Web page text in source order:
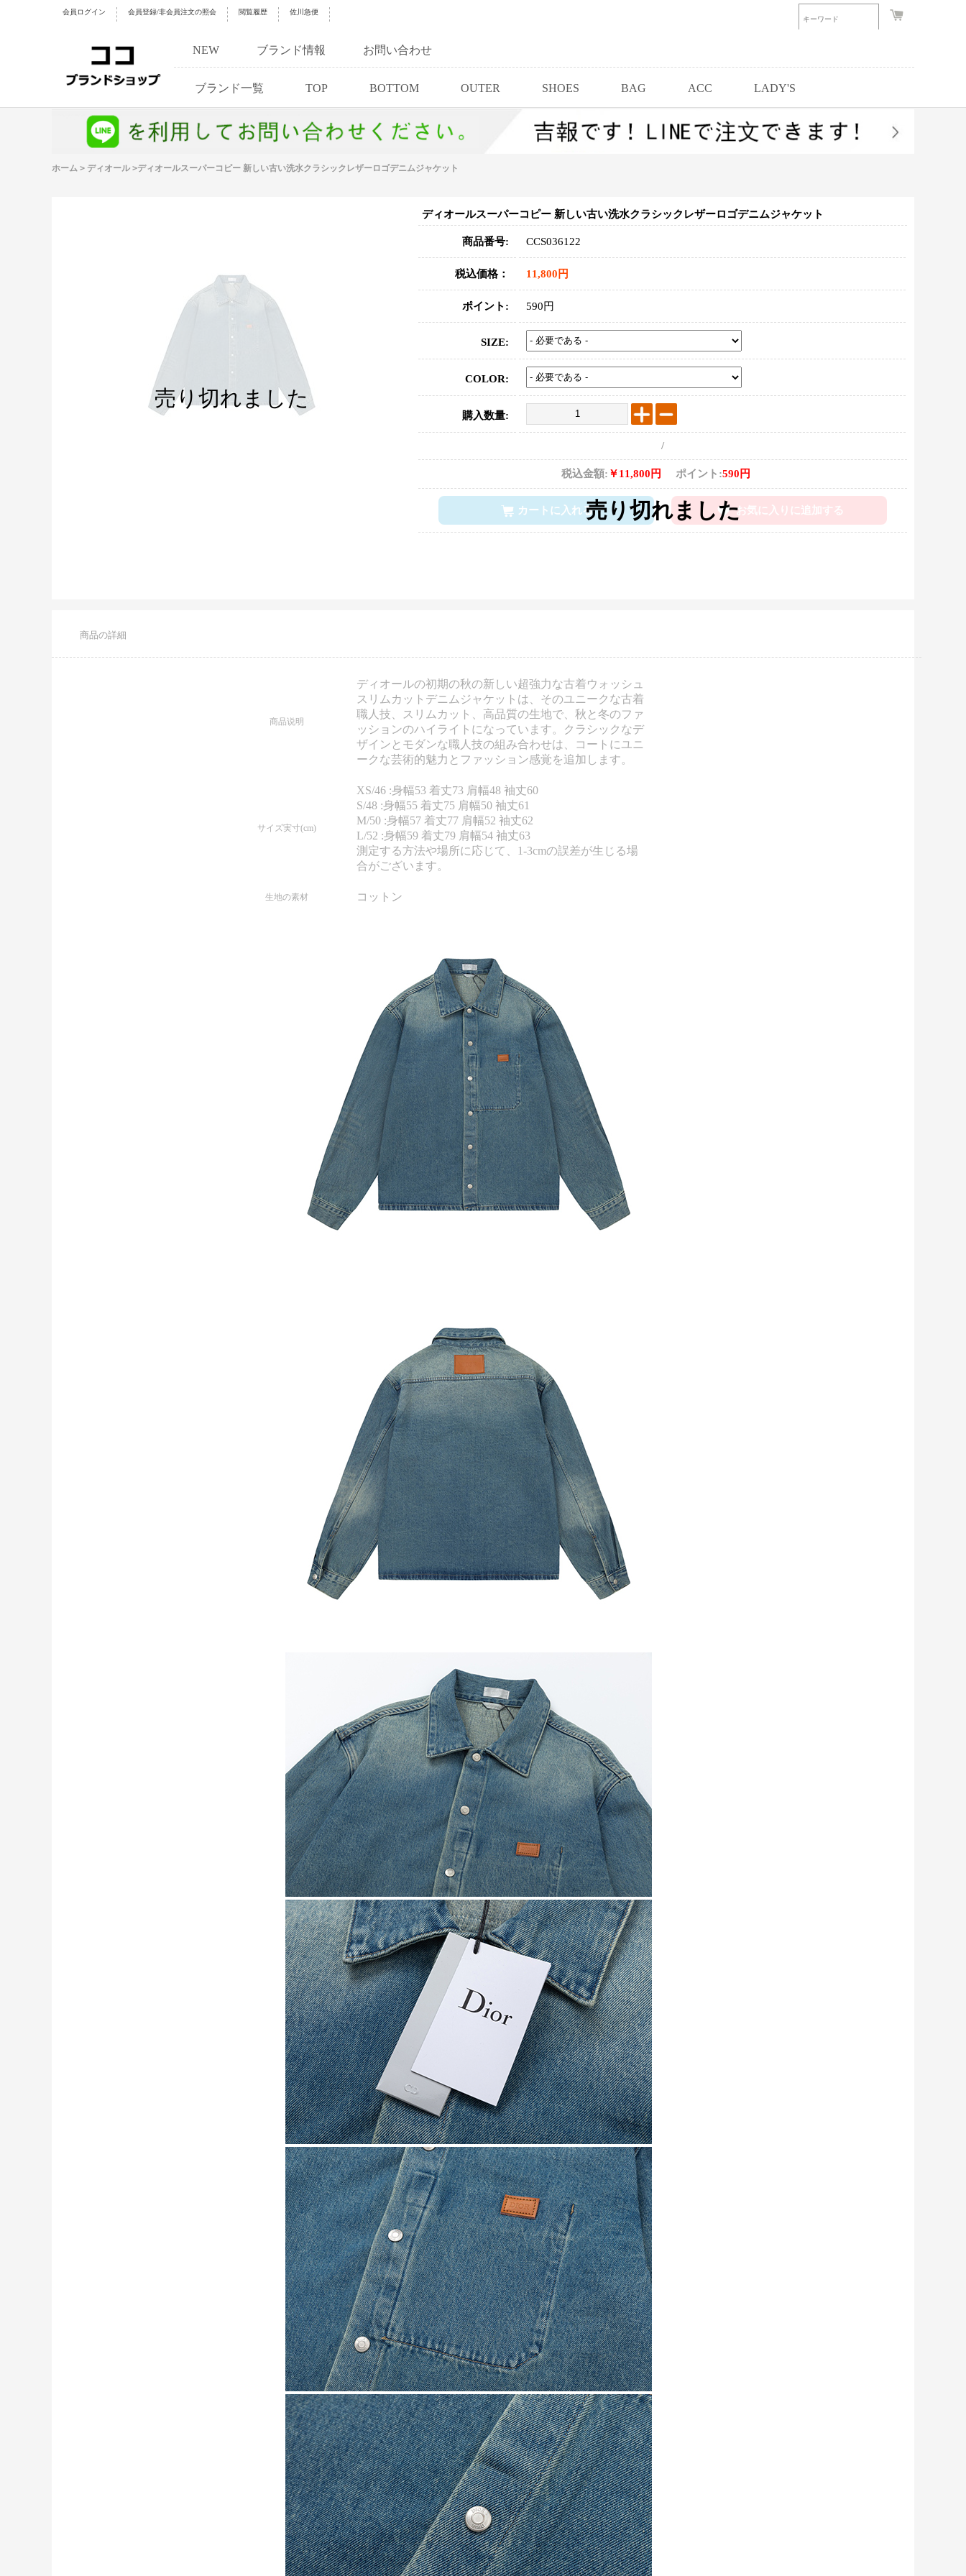
会員ログイン 会員登録/非会員注文の照会 閲覧履歴 佐川急便
NEW ブランド情報 お問い合わせ
ブランド一覧 TOP BOTTOM OUTER SHOES BAG ACC LADY'S
ホーム > ディオール >ディオールスーパーコピー 新しい古い洗水クラシックレザーロゴデニムジャケット
ディオールスーパーコピー 新しい古い洗水クラシックレザーロゴデニムジャケット
商品番号: CCS036122
税込価格： 11,800円
ポイント: 590円
SIZE:
COLOR:
購入数量:
/
税込金額: ￥11,800円 ポイント:590円
カートに入れる お気に入りに追加する
商品の詳細
商品说明
ディオールの初期の秋の新しい超強力な古着ウォッシュ
スリムカットデニムジャケットは、そのユニークな古着
職人技、スリムカット、高品質の生地で、秋と冬のファ
ッションのハイライトになっています。クラシックなデ
ザインとモダンな職人技の組み合わせは、コートにユニ
ークな芸術的魅力とファッション感覚を追加します。
サイズ実寸(cm)
XS/46 :身幅53 着丈73 肩幅48 袖丈60
S/48 :身幅55 着丈75 肩幅50 袖丈61
M/50 :身幅57 着丈77 肩幅52 袖丈62
L/52 :身幅59 着丈79 肩幅54 袖丈63
測定する方法や場所に応じて、1-3cmの誤差が生じる場
合がございます。
生地の素材 コットン